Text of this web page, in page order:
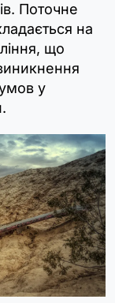
Поточне
на
що
у